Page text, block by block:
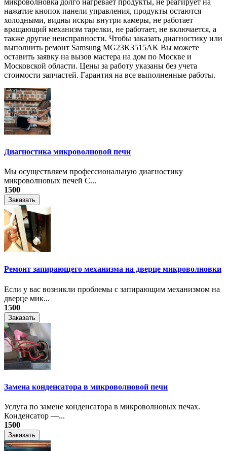
нажатие кнопок панели управления, продукты остаются
холодными, видны искры внутри камеры, не работает
вращающий механизм тарелки, не работает, не включается, а
также другие неисправности. Чтобы заказать диагностику или
выполнить ремонт Samsung MG23K3515AK Вы можете
оставить заявку на вызов мастера на дом по Москве и
Московской области. Цены за работу указаны без учета
стоимости запчастей. Гарантия на все выполненные работы.
Диагностика микроволновой печи
Мы осуществляем профессиональную диагностику
микроволновых печей С...
1500
Заказать
Ремонт запирающего механизма на дверце микроволновки
Если у вас возникли проблемы с запирающим механизмом на
дверце мик...
1500
Заказать
Замена конденсатора в микроволновой печи
Услуга по замене конденсатора в микроволновых печах.
Конденсатор —...
1500
Заказать